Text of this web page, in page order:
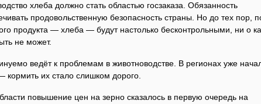
хлеба должно стать областью госзаказа. Обязанность
продовольственную безопасность страны. Но до тех пор,
продукта — хлеба — будут настолько бесконтрольными, ни о
не может.
ведёт к проблемам в животноводстве. В регионах уже
кормить их стало слишком дорого.
повышение цен на зерно сказалось в первую очередь на